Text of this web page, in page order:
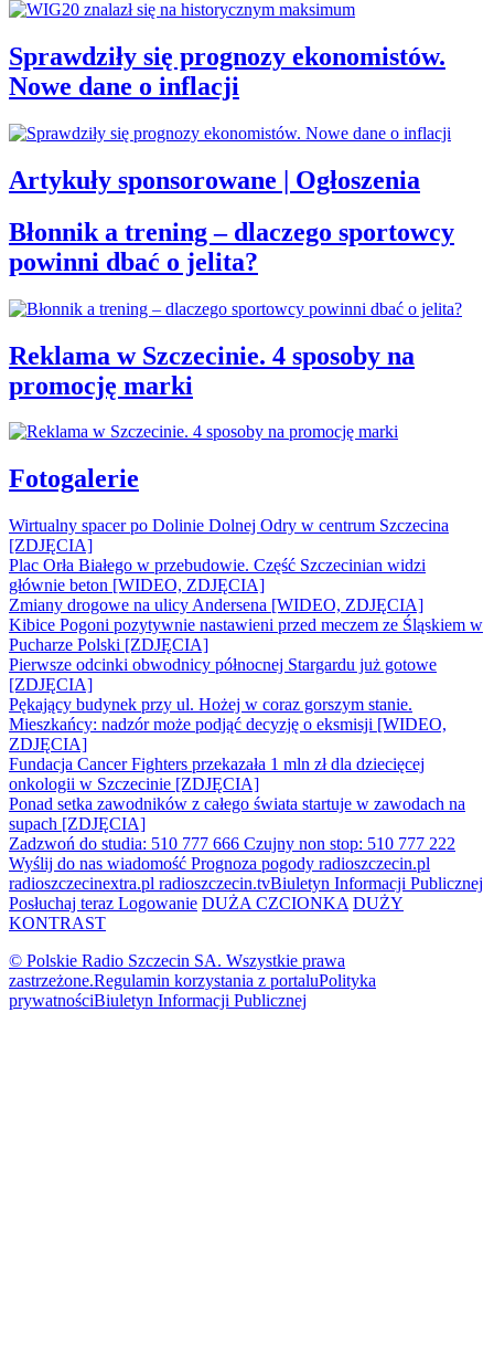
Sprawdziły się prognozy ekonomistów.
Nowe dane o inflacji
Artykuły sponsorowane | Ogłoszenia
Błonnik a trening – dlaczego sportowcy
powinni dbać o jelita?
Reklama w Szczecinie. 4 sposoby na
promocję marki
Fotogalerie
Wirtualny spacer po Dolinie Dolnej Odry w centrum Szczecina
[ZDJĘCIA]
Plac Orła Białego w przebudowie. Część Szczecinian widzi
głównie beton [WIDEO, ZDJĘCIA]
Zmiany drogowe na ulicy Andersena [WIDEO, ZDJĘCIA]
Kibice Pogoni pozytywnie nastawieni przed meczem ze Śląskiem w
Pucharze Polski [ZDJĘCIA]
Pierwsze odcinki obwodnicy północnej Stargardu już gotowe
[ZDJĘCIA]
Pękający budynek przy ul. Hożej w coraz gorszym stanie.
Mieszkańcy: nadzór może podjąć decyzję o eksmisji [WIDEO,
ZDJĘCIA]
Fundacja Cancer Fighters przekazała 1 mln zł dla dziecięcej
onkologii w Szczecinie [ZDJĘCIA]
Ponad setka zawodników z całego świata startuje w zawodach na
supach [ZDJĘCIA]
Zadzwoń do studia: 510 777 666 Czujny non stop: 510 777 222
Wyślij do nas wiadomość Prognoza pogody radioszczecin.pl
radioszczecinextra.pl radioszczecin.tvBiuletyn Informacji Publicznej
Posłuchaj teraz Logowanie DUŻA CZCIONKA DUŻY
KONTRAST
© Polskie Radio Szczecin SA. Wszystkie prawa
zastrzeżone.Regulamin korzystania z portaluPolityka
prywatnościBiuletyn Informacji Publicznej